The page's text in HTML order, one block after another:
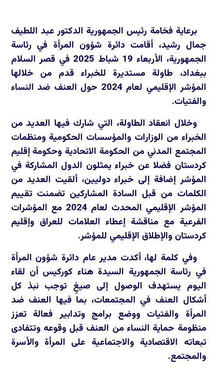
برعاية فخامة رئيس الجمهورية الدكتور عبد اللطيف
جمال رشيد، أقامت دائرة شؤون المرأة في رئاسة
الجمهورية، الأربعاء 19 شباط 2025 في قصر السلام
ببغداد، طاولة مستديرة للخبراء قدم من خلالها
المؤشر الإقليمي لعام 2024 حول العنف ضد النساء
والفتيات.
وخلال انعقاد الطاولة، التي شارك فيها العديد من
الخبراء من الوزارات والمؤسسات الحكومية ومنظمات
المجتمع المدني من الحكومة الاتحادية وحكومة إقليم
كردستان فضلا عن خبراء يمثلون الدول المشاركة في
المؤشر إضافة إلى خبراء دوليين، ألقيت العديد من
الكلمات من قبل السادة المشاركين تضمنت تقييم
المؤشر الإقليمي المحدث لعام 2024 مع المؤشرات
الفرعية مع مناقشة إعطاء العلامات للعراق وإقليم
كردستان والإطلاق الإقليمي للمؤشر.
وفي كلمة لها، أكدت مدير عام دائرة شؤون المرأة
في رئاسة الجمهورية السيدة هناء كوركيس أن لقاء
اليوم يستهدف الوصول إلى صيغٍ توجب نبذ كل
أشكال العنف في المجتمعات، بما فيها العنف ضد
المرأة والفتيات ووضع برامج وتدابير فعالة تعزز
منظومة حماية النساء من العنف قبل وقوعه وتتفادى
تبعاته الاقتصادية والاجتماعية على المرأة والأسرة
والمجتمع.